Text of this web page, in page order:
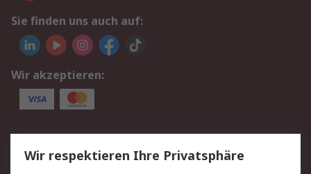
Sie finden uns auch auf:
Wir akzeptieren:
Service
Value Added Services
Lieferlösungen
Wir respektieren Ihre Privatsphäre